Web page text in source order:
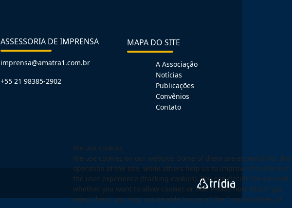
ASSESSORIA DE IMPRENSA
imprensa@amatra1.com.br
+55 21 98385-2902
MAPA DO SITE
A Associação
Notícias
Publicações
Convênios
Contato
We use cookies
We use cookies on our website. Some of them are essential for the
operation of the site, while others help us to improve this site and
the user experience (tracking cookies). You can decide for yourself
whether you want to allow cookies or not. Please note that if you
reject them, you may not be able to use all the functionalities of